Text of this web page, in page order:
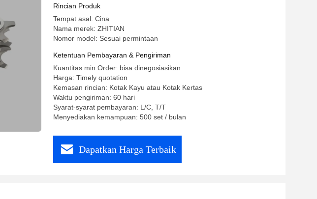
Rincian Produk
Tempat asal: Cina
Nama merek: ZHITIAN
Nomor model: Sesuai permintaan
Ketentuan Pembayaran & Pengiriman
Kuantitas min Order: bisa dinegosiasikan
Harga: Timely quotation
Kemasan rincian: Kotak Kayu atau Kotak Kertas
Waktu pengiriman: 60 hari
Syarat-syarat pembayaran: L/C, T/T
Menyediakan kemampuan: 500 set / bulan
Dapatkan Harga Terbaik